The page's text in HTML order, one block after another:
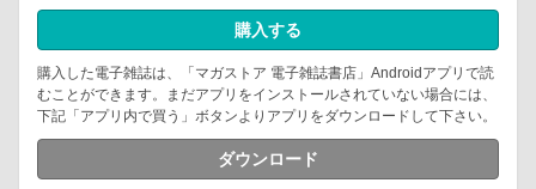
購入する
購入した電子雑誌は、「マガストア 電子雑誌書店」Androidアプリで読
むことができます。まだアプリをインストールされていない場合には、
下記「アプリ内で買う」ボタンよりアプリをダウンロードして下さい。
ダウンロード